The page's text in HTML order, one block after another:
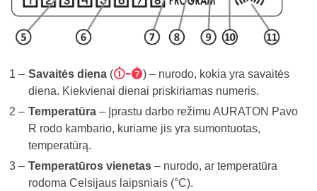
Savaitės diena (8) – nurodo, kokia yra savaitės
diena. Kiekvienai dienai priskiriamas numeris.
Temperatūra – Įprastu darbo režimu AURATON Pavo
R rodo kambario, kuriame jis yra sumontuotas,
temperatūrą.
Temperatūros vienetas – nurodo, ar temperatūra
rodoma Celsijaus laipsniais (°C).